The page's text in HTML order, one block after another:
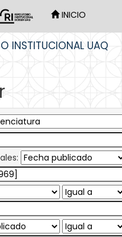
INICIO
INSTITUCIONAL UAQ